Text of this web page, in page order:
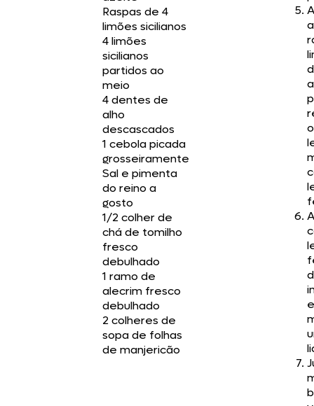
Raspas de 4
limões sicilianos
4 limões
sicilianos
partidos ao
meio
4 dentes de
alho
descascados
1 cebola picada
grosseiramente
Sal e pimenta
do reino a
gosto
1/2 colher de
chá de tomilho
fresco
debulhado
1 ramo de
alecrim fresco
debulhado
2 colheres de
sopa de folhas
de manjericão